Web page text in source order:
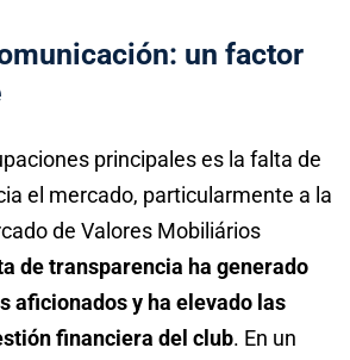
un factor
principales es la falta de
el mercado, particularmente a la
de Valores Mobiliários
de transparencia ha generado
aficionados y ha elevado las
financiera del club. En un